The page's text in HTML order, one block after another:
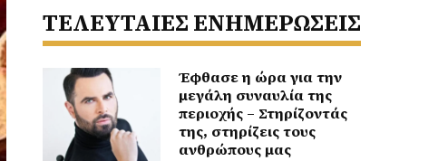
ΤΕΛΕΥΤΑΙΕΣ ΕΝΗΜΕΡΩΣΕΙΣ
Έφθασε η ώρα για την
μεγάλη συναυλία της
περιοχής – Στηρίζοντάς
της, στηρίζεις τους
ανθρώπους μας